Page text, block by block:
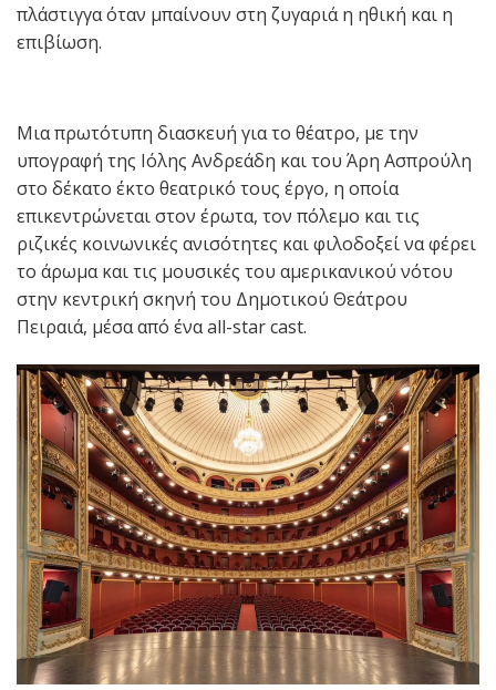
πλάστιγγα όταν μπαίνουν στη ζυγαριά η ηθική και η
επιβίωση.
Μια πρωτότυπη διασκευή για το θέατρο, με την
υπογραφή της Ιόλης Ανδρεάδη και του Άρη Ασπρούλη
στο δέκατο έκτο θεατρικό τους έργο, η οποία
επικεντρώνεται στον έρωτα, τον πόλεμο και τις
ριζικές κοινωνικές ανισότητες και φιλοδοξεί να φέρει
το άρωμα και τις μουσικές του αμερικανικού νότου
στην κεντρική σκηνή του Δημοτικού Θεάτρου
Πειραιά, μέσα από ένα all-star cast.